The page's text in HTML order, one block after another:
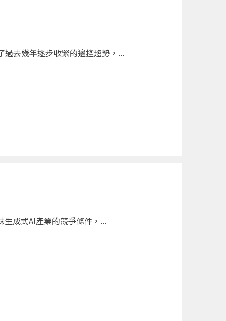
去幾年逐步收緊的邊控趨勢，...
成式AI產業的競爭條件，...